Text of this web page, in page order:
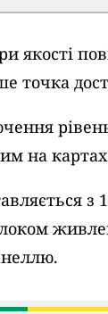
якості
точка
на